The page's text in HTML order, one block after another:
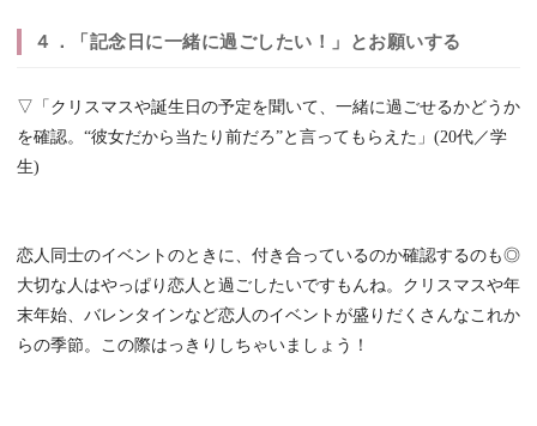
４．「記念日に一緒に過ごしたい！」とお願いする
▽「クリスマスや誕生日の予定を聞いて、一緒に過ごせるかどうか
を確認。“彼女だから当たり前だろ”と言ってもらえた」(20代／学
生)
恋人同士のイベントのときに、付き合っているのか確認するのも◎
大切な人はやっぱり恋人と過ごしたいですもんね。クリスマスや年
末年始、バレンタインなど恋人のイベントが盛りだくさんなこれか
らの季節。この際はっきりしちゃいましょう！